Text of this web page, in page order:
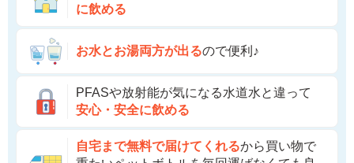
に飲める
お水とお湯両方が出るので便利♪
PFASや放射能が気になる水道水と違って
安心・安全に飲める
自宅まで無料で届けてくれるから買い物で